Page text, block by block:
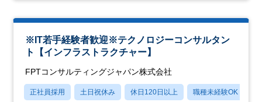
※IT若手経験者歓迎※テクノロジーコンサルタン
ト【インフラストラクチャー】
FPTコンサルティングジャパン株式会社
正社員採用 土日祝休み 休日120日以上 職種未経験OK